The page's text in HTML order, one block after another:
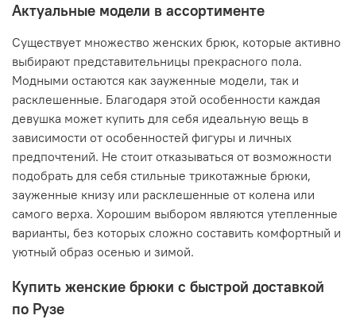
Актуальные модели в ассортименте
Существует множество женских брюк, которые активно
выбирают представительницы прекрасного пола.
Модными остаются как зауженные модели, так и
расклешенные. Благодаря этой особенности каждая
девушка может купить для себя идеальную вещь в
зависимости от особенностей фигуры и личных
предпочтений. Не стоит отказываться от возможности
подобрать для себя стильные трикотажные брюки,
зауженные книзу или расклешенные от колена или
самого верха. Хорошим выбором являются утепленные
варианты, без которых сложно составить комфортный и
уютный образ осенью и зимой.
Купить женские брюки с быстрой доставкой
по Рузе